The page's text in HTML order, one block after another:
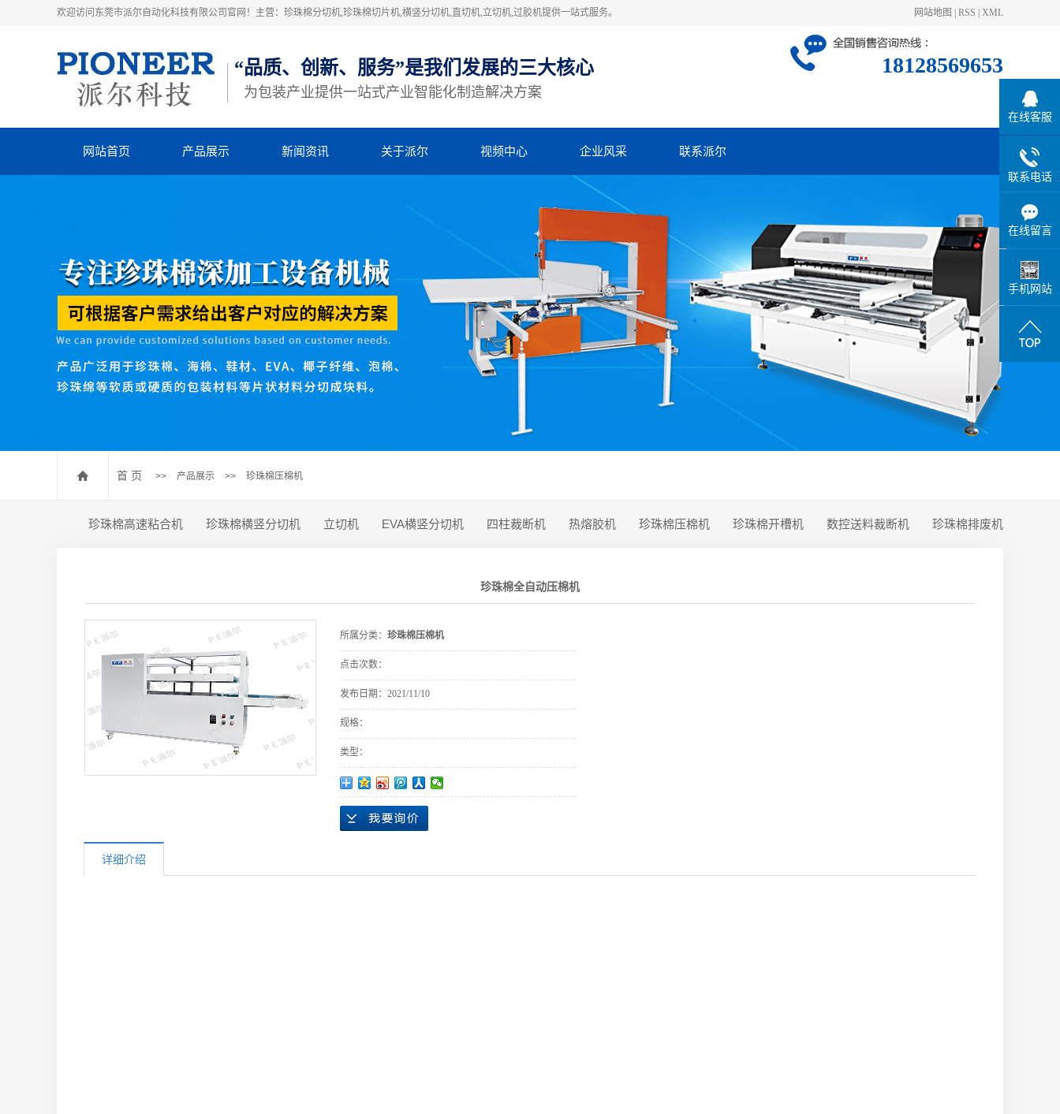
欢迎访问东莞市派尔自动化科技有限公司官网！主营：珍珠棉分切机,珍珠棉切片机,横竖分切机,直切机,立切机,过胶机提供一站式服务。 网站地图 RSS XML
“品质、创新、服务”是我们发展的三大核心
为包装产业提供一站式产业智能化制造解决方案
18128569653
网站首页 产品展示
EVA横竖分切机
四柱裁断机
热熔胶机
珍珠棉压棉机
新闻资讯 关于派尔 视频中心 企业风采 联系派尔
首 页 >> 产品展示 >> 珍珠棉压棉机
珍珠棉高速粘合机 珍珠棉横竖分切机 立切机 EVA横竖分切机 四柱裁断机 热熔胶机 珍珠棉压棉机 珍珠棉开槽机 数控送料裁断机 珍珠棉排废机
珍珠棉全自动压棉机
所属分类： 珍珠棉压棉机
点击次数：
发布日期： 2021/11/10
规格：
类型：
详细介绍
在线客服
联系电话
在线留言
手机网站